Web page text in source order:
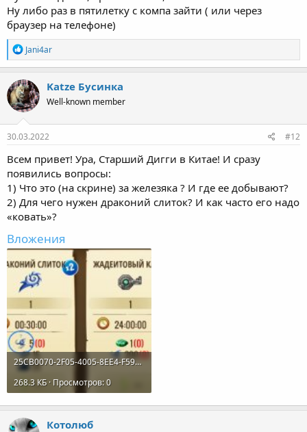
Ну либо раз в пятилетку с компа зайти ( или через
браузер на телефоне)
R
e
a
c
t
i
o
n
s
Jani4ar
Katze Бусинка
Well-known member
30.03.2022 #12
Всем привет! Ура, Старший Дигги в Китае! И сразу
появились вопросы:
1) Что это (на скрине) за железяка ? И где ее добывают?
2) Для чего нужен драконий слиток? И как часто его надо
«ковать»?
Вложения
25CB0070-2F05-4005-8EE4-F5961C980809.jpeg
268.3 КБ · Просмотров: 0
Котолюб